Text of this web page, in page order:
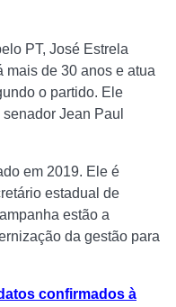
PT, José Estrela
mais de 30 anos e atua
o partido. Ele
Jean Paul
em 2019. Ele é
estadual de
estão a
da gestão para
confirmados à